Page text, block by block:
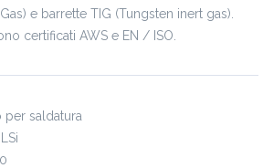
e barrette TIG (Tungsten inert gas).
certificati AWS e EN / ISO.
per saldatura